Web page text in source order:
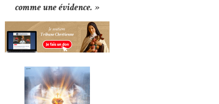
comme une évidence. »